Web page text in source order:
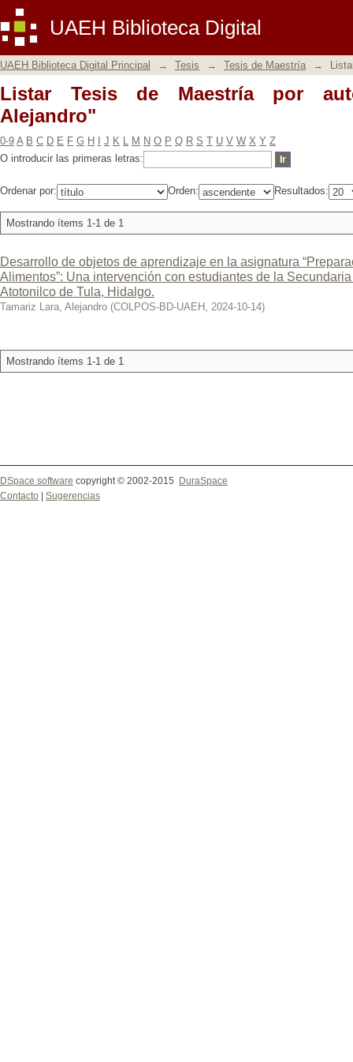
UAEH Biblioteca Digital
Listar Tesis de Maestría por autor
UAEH Biblioteca Digital Principal → Tesis → Tesis de Maestría →
Listar Tesis de Maestría por
Alejandro"
0-9 A B C D E F G H J K L M N O P Q R S T U V W X Y Z
O introducir las primeras letras:
Ordenar por: Orden: Resultados:
Mostrando ítems 1-1 de 1
Desarrollo de objetos de aprendizaje en la asignatura
Alimentos”: Una intervención con estudiantes de la
Atotonilco de Tula, Hidalgo.
Tamariz Lara, Alejandro (COLPOS-BD-UAEH , 2024-10-14)
Mostrando ítems 1-1 de 1
DSpace software copyright © 2002-2015
DuraSpace
Contacto
Sugerencias